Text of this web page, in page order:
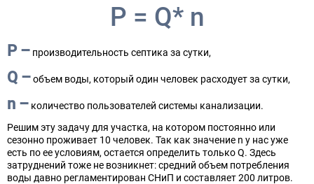
P = Q* n
P – производительность септика за сутки,
Q –объем воды, который один человек расходует за сутки,
n – количество пользователей системы канализации.
Решим эту задачу для участка, на котором постоянно или
сезонно проживает 10 человек. Так как значение n у нас уже
есть по ее условиям, остается определить только Q. Здесь
затруднений тоже не возникнет: средний объем потребления
воды давно регламентирован СНиП и составляет 200 литров.